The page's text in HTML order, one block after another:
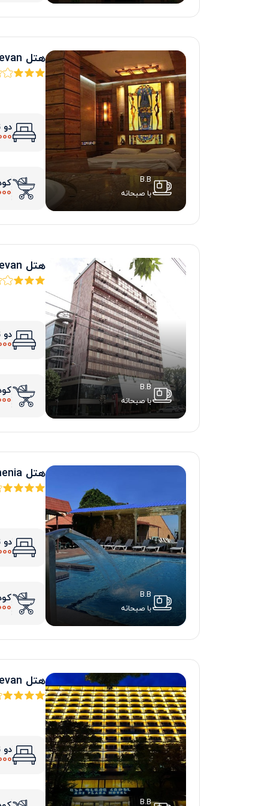
B.B
با صبحانه
هتل baxos Yerevan
دو
B.B
با صبحانه
هتل shirak Yerevan
دو
B.B
با صبحانه
هتل regineh armenia
دو
B.B
هتل ani plaza yerevan
دو